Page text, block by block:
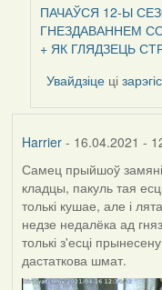
ПАЧАЎСЯ 12-Ы
ГНЕЗДАВАННЕМ
+ ЯК ГЛЯДЗЕЦЬ
Увайдзіце ці
Harrier- 16.04.2021 -
Самец прыйшоў
кладцы, пакуль тая
толькі кушае, але і
недзе недалёка ад
толькі з'есці
дастаткова шмат.